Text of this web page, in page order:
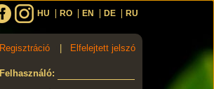
HU RO EN DE RU
Regisztráció Elfelejtett jelszó
Felhasználó: